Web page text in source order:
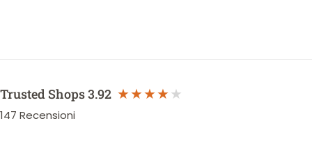
Trusted Shops3.92
147 Recensioni